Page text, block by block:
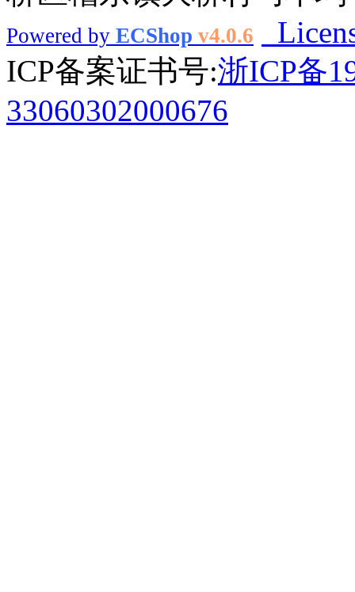
Powered by ECShop v4.0.6
ICP备案证书号:浙ICP备
33060302000676